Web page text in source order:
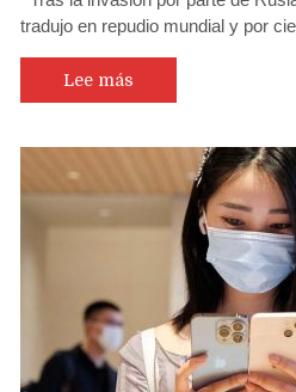
tradujo en repudio mundial y por
Lee más